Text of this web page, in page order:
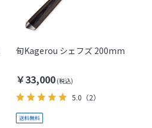
旬Kagerou シェフズ 200mm
￥33,000
5.0 （2）